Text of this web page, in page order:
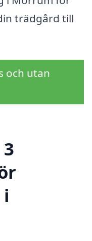
trädgård till
och utan